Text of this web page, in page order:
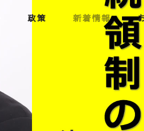
政策 新着情報